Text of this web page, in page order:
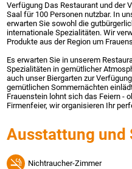
Ausstattung und
Nichtraucher-Zimmer
Verfügung Das Restaurant und der
Saal für 100 Personen nutzbar. In
erwarten Sie sowohl die
internationale Spezialitäten. Wir
Produkte aus der Region um
Es erwarten Sie in unserem
Spezialitäten in gemütlicher
auch unser Biergarten zur
gemütlichen Sommernächten
Frauenstein lohnt sich das Feiern -
Firmenfeier, wir organisieren Ihr